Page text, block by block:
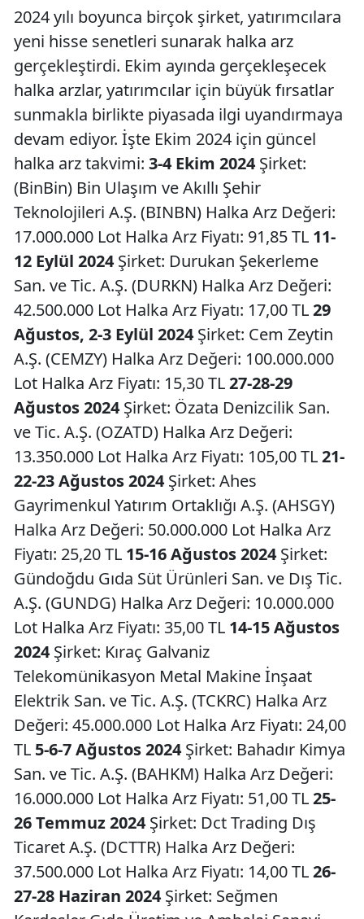
2024 yılı boyunca birçok şirket, yatırımcılara
yeni hisse senetleri sunarak halka arz
gerçekleştirdi. Ekim ayında gerçekleşecek
halka arzlar, yatırımcılar için büyük fırsatlar
sunmakla birlikte piyasada ilgi uyandırmaya
devam ediyor. İşte Ekim 2024 için güncel
halka arz takvimi: 3-4 Ekim 2024 Şirket:
(BinBin) Bin Ulaşım ve Akıllı Şehir
Teknolojileri A.Ş. (BINBN) Halka Arz Değeri:
17.000.000 Lot Halka Arz Fiyatı: 91,85 TL 11-
12 Eylül 2024 Şirket: Durukan Şekerleme
San. ve Tic. A.Ş. (DURKN) Halka Arz Değeri:
42.500.000 Lot Halka Arz Fiyatı: 17,00 TL29
Ağustos, 2-3 Eylül 2024 Şirket: Cem Zeytin
A.Ş. (CEMZY) Halka Arz Değeri: 100.000.000
Lot Halka Arz Fiyatı: 15,30 TL27-28-29
Ağustos 2024 Şirket: Özata Denizcilik San.
ve Tic. A.Ş. (OZATD) Halka Arz Değeri:
13.350.000 Lot Halka Arz Fiyatı: 105,00 TL21-
22-23 Ağustos 2024 Şirket: Ahes
Gayrimenkul Yatırım Ortaklığı A.Ş. (AHSGY)
Halka Arz Değeri: 50.000.000 Lot Halka Arz
Fiyatı: 25,20 TL 15-16 Ağustos 2024 Şirket:
Gündoğdu Gıda Süt Ürünleri San. ve Dış Tic.
A.Ş. (GUNDG) Halka Arz Değeri: 10.000.000
Lot Halka Arz Fiyatı: 35,00 TL 14-15 Ağustos
2024 Şirket: Kıraç Galvaniz
Telekomünikasyon Metal Makine İnşaat
Elektrik San. ve Tic. A.Ş. (TCKRC) Halka Arz
Değeri: 45.000.000 Lot Halka Arz Fiyatı: 24,00
TL 5-6-7 Ağustos 2024 Şirket: Bahadır Kimya
San. ve Tic. A.Ş. (BAHKM) Halka Arz Değeri:
16.000.000 Lot Halka Arz Fiyatı: 51,00 TL25-
26 Temmuz 2024 Şirket: Dct Trading Dış
Ticaret A.Ş. (DCTTR) Halka Arz Değeri:
37.500.000 Lot Halka Arz Fiyatı: 14,00 TL26-
27-28 Haziran 2024 Şirket: Seğmen